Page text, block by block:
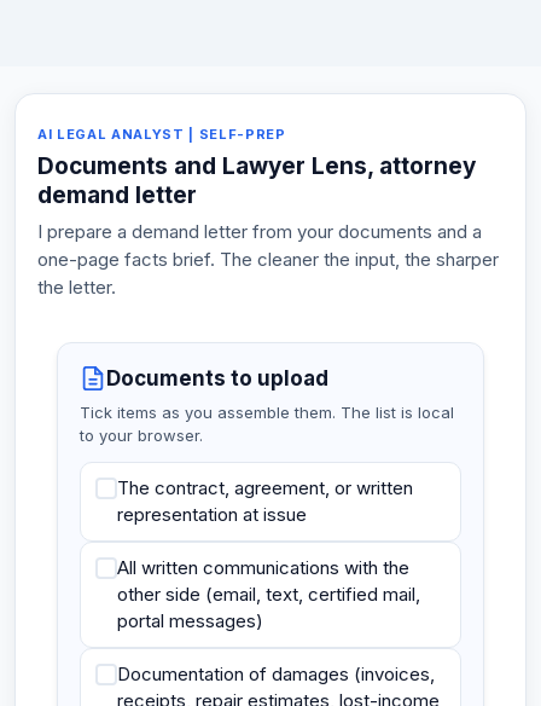
AI LEGAL ANALYST | SELF-PREP
Documents and Lawyer Lens, attorney
demand letter
I prepare a demand letter from your documents and a
one-page facts brief. The cleaner the input, the sharper
the letter.
Documents to upload
Tick items as you assemble them. The list is local
to your browser.
The contract, agreement, or written
representation at issue
All written communications with the
other side (email, text, certified mail,
portal messages)
Documentation of damages (invoices,
receipts, repair estimates, lost-income